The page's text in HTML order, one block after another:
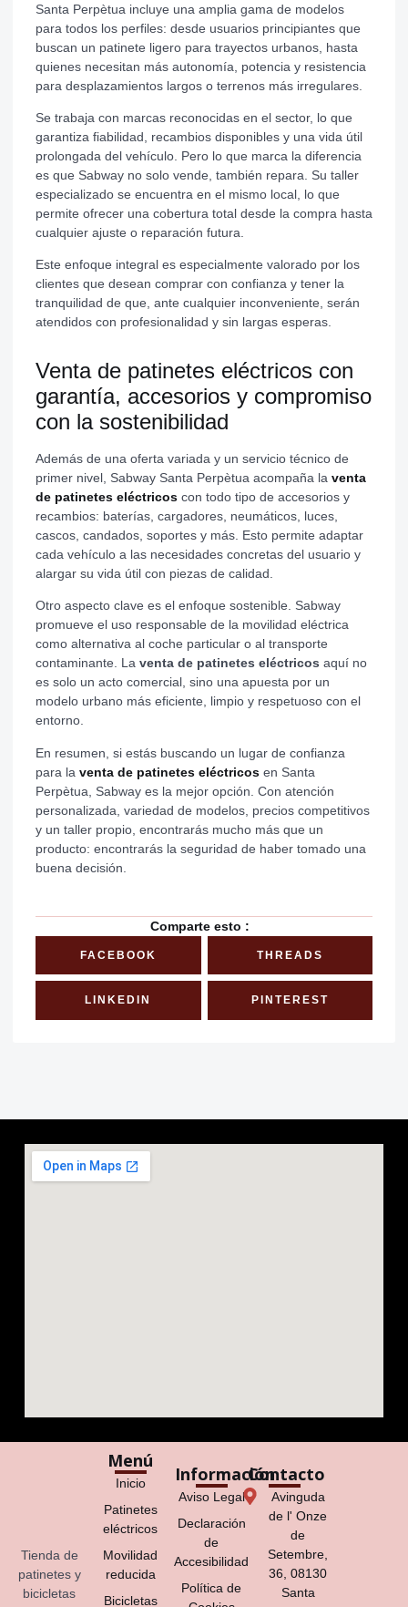
Santa Perpètua incluye una amplia gama de modelos
para todos los perfiles: desde usuarios principiantes que
buscan un patinete ligero para trayectos urbanos, hasta
quienes necesitan más autonomía, potencia y resistencia
para desplazamientos largos o terrenos más irregulares.
Se trabaja con marcas reconocidas en el sector, lo que
garantiza fiabilidad, recambios disponibles y una vida útil
prolongada del vehículo. Pero lo que marca la diferencia
es que Sabway no solo vende, también repara. Su taller
especializado se encuentra en el mismo local, lo que
permite ofrecer una cobertura total desde la compra hasta
cualquier ajuste o reparación futura.
Este enfoque integral es especialmente valorado por los
clientes que desean comprar con confianza y tener la
tranquilidad de que, ante cualquier inconveniente, serán
atendidos con profesionalidad y sin largas esperas.
Venta de patinetes eléctricos con
garantía, accesorios y compromiso
con la sostenibilidad
Además de una oferta variada y un servicio técnico de
primer nivel, Sabway Santa Perpètua acompaña la venta
de patinetes eléctricos con todo tipo de accesorios y
recambios: baterías, cargadores, neumáticos, luces,
cascos, candados, soportes y más. Esto permite adaptar
cada vehículo a las necesidades concretas del usuario y
alargar su vida útil con piezas de calidad.
Otro aspecto clave es el enfoque sostenible. Sabway
promueve el uso responsable de la movilidad eléctrica
como alternativa al coche particular o al transporte
contaminante. La venta de patinetes eléctricos aquí no
es solo un acto comercial, sino una apuesta por un
modelo urbano más eficiente, limpio y respetuoso con el
entorno.
En resumen, si estás buscando un lugar de confianza
para la venta de patinetes eléctricos en Santa
Perpètua, Sabway es la mejor opción. Con atención
personalizada, variedad de modelos, precios competitivos
y un taller propio, encontrarás mucho más que un
producto: encontrarás la seguridad de haber tomado una
buena decisión.
Comparte esto :
FACEBOOK THREADS
LINKEDIN PINTEREST
Tienda de
patinetes y
bicicletas
Menú
Inicio
Patinetes
eléctricos
Movilidad
reducida
Bicicletas
Información
Aviso Legal
Declaración
de
Accesibilidad
Política de
Contacto
Avinguda
de l' Onze
de
Setembre,
36, 08130
Santa